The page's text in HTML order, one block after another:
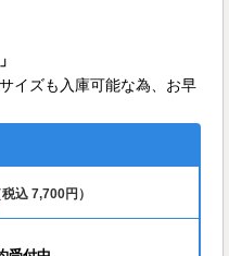
イズも入庫可能な為、お早
税込 7,700円）